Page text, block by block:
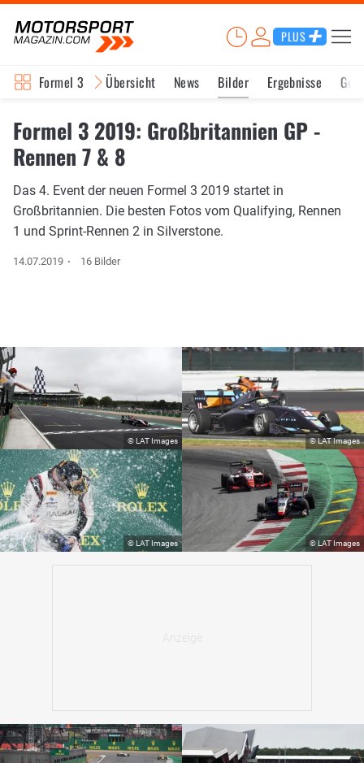
PLUS
Formel 3 Übersicht News Bilder Ergebnisse
Formel 3 2019: Großbritannien GP -
Rennen 7 & 8
Das 4. Event der neuen Formel 3 2019 startet in
Großbritannien. Die besten Fotos vom Qualifying, Rennen
1 und Sprint-Rennen 2 in Silverstone.
14.07.2019 16 Bilder